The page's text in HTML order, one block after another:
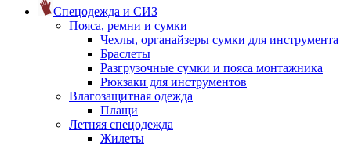
Спецодежда и СИЗ
Пояса, ремни и сумки
Чехлы, органайзеры сумки для инструмента
Браслеты
Разгрузочные сумки и пояса монтажника
Рюкзаки для инструментов
Влагозащитная одежда
Плащи
Летняя спецодежда
Жилеты